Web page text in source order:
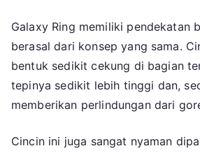
Galaxy Ring memiliki pendekatan
berasal dari konsep yang sama.
bentuk sedikit cekung di bagian
tepinya sedikit lebih tinggi dan,
memberikan perlindungan dari
Cincin ini juga sangat nyaman